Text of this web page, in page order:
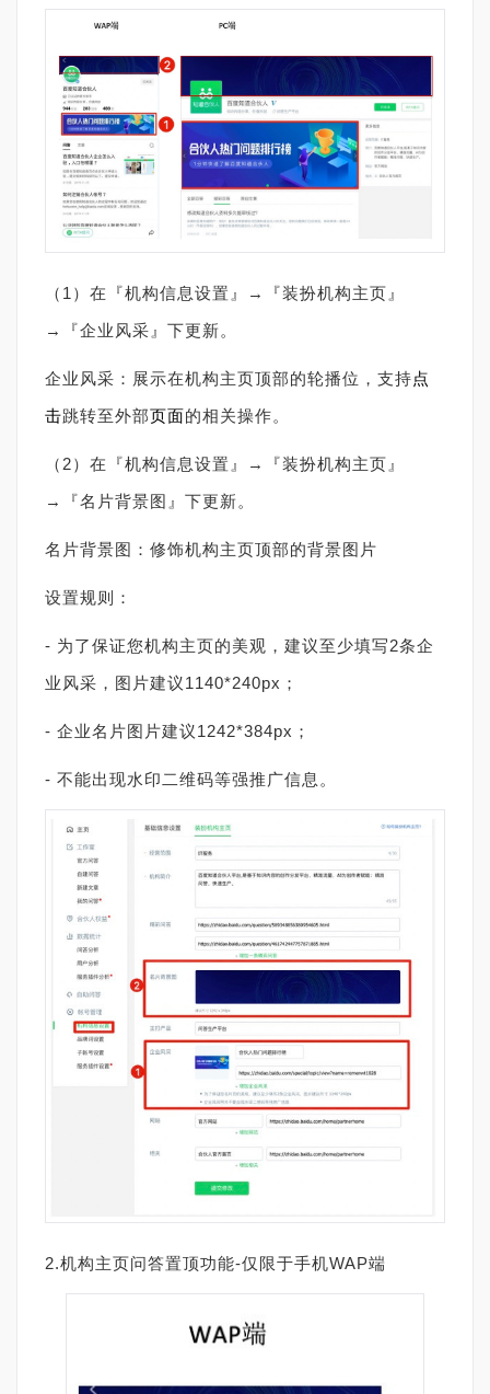
（1）在『机构信息设置』→『装扮机构主页』
→『企业风采』下更新。
企业风采：展示在机构主页顶部的轮播位，支持点
击跳转至外部页面的相关操作。
（2）在『机构信息设置』→『装扮机构主页』
→『名片背景图』下更新。
名片背景图：修饰机构主页顶部的背景图片
设置规则：
- 为了保证您机构主页的美观，建议至少填写2条企
业风采，图片建议1140*240px；
- 企业名片图片建议1242*384px；
- 不能出现水印二维码等强推广信息。
2.机构主页问答置顶功能-仅限于手机WAP端